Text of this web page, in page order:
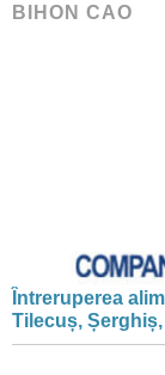
BIHON CAO
Întreruperea
Tilecuș,